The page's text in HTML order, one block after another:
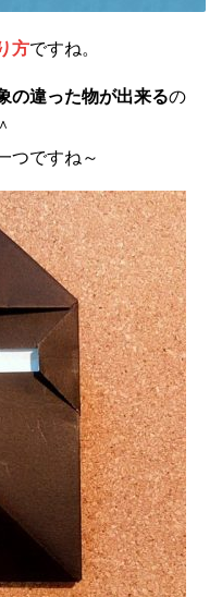
方ですね。
の違った物が出来るの
つですね～